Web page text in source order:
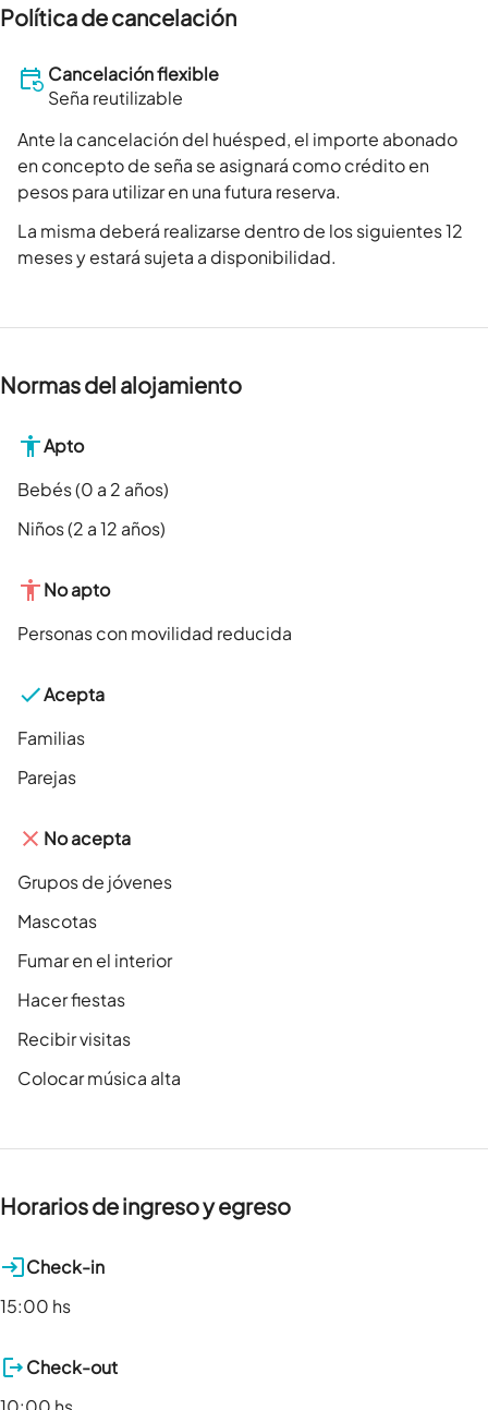
Política de cancelación
Cancelación flexible
Seña reutilizable
Ante la cancelación del huésped, el importe abonado
en concepto de seña se asignará como crédito en
pesos para utilizar en una futura reserva.
La misma deberá realizarse dentro de los siguientes 12
meses y estará sujeta a disponibilidad.
Normas del alojamiento
Apto
Bebés (0 a 2 años)
Niños (2 a 12 años)
No apto
Personas con movilidad reducida
Acepta
Familias
Parejas
No acepta
Grupos de jóvenes
Mascotas
Fumar en el interior
Hacer fiestas
Recibir visitas
Colocar música alta
Horarios de ingreso y egreso
Check-in
15:00 hs
Check-out